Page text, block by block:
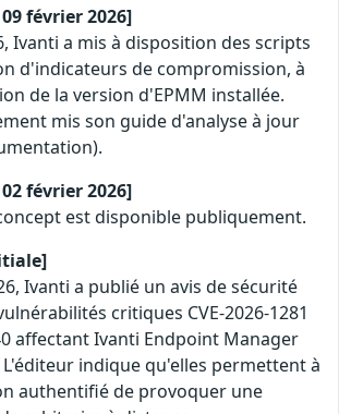
février 2026]
Ivanti a mis à disposition des scripts
d'indicateurs de compromission, à
de la version d'EPMM installée.
mis son guide d'analyse à jour
février 2026]
est disponible publiquement.
Ivanti a publié un avis de sécurité
critiques CVE-2026-1281
affectant Ivanti Endpoint Manager
L'éditeur indique qu'elles permettent à
authentifié de provoquer une